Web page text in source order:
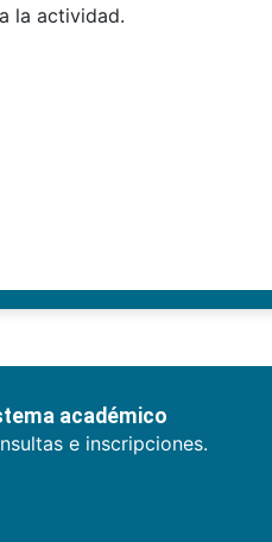
la actividad.
académico
e inscripciones.